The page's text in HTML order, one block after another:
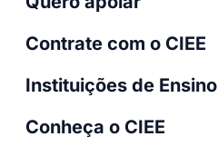
Contrate com o CIEE
Instituições de Ensino
Conheça o CIEE